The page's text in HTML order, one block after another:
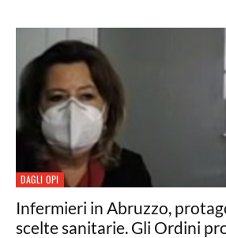
DAGLI OPI
Infermieri in Abruzzo,
scelte sanitarie. Gli Ordini